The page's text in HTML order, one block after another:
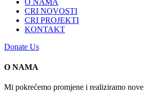
O NAMA
CRI NOVOSTI
CRI PROJEKTI
KONTAKT
Donate Us
O NAMA
Mi pokrećemo promjene i realiziramo nove